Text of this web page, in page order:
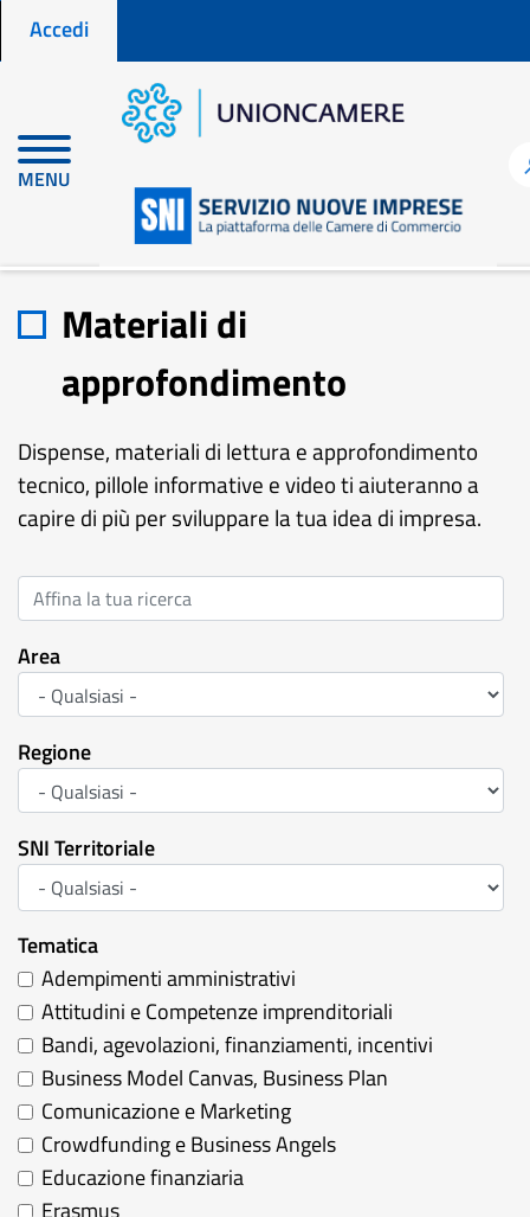
principale
Menu profilo utente
Accedi
MENU
Home Materiali di approfondimento
Materiali di
approfondimento
Dispense, materiali di lettura e approfondimento
tecnico, pillole informative e video ti aiuteranno a
capire di più per sviluppare la tua idea di impresa.
Area
Regione
SNI Territoriale
Tematica
Adempimenti amministrativi
Attitudini e Competenze imprenditoriali
Bandi, agevolazioni, finanziamenti, incentivi
Business Model Canvas, Business Plan
Comunicazione e Marketing
Crowdfunding e Business Angels
Educazione finanziaria
Erasmus